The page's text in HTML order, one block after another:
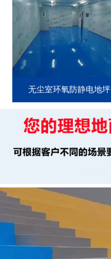
无尘室环氧防静电地坪